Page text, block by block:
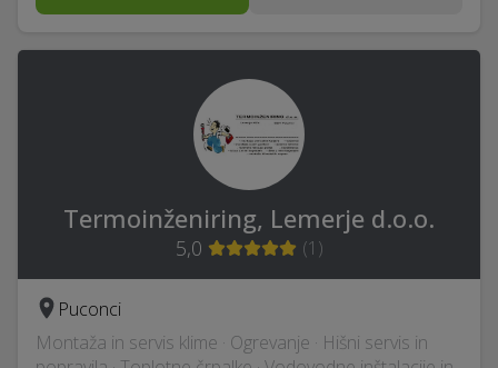
Termoinženiring, Lemerje d.o.o.
5,0 (1 )
Puconci
Montaža in servis klime · Ogrevanje · Hišni servis in